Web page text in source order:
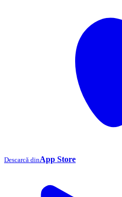
Descarcă dinApp Store